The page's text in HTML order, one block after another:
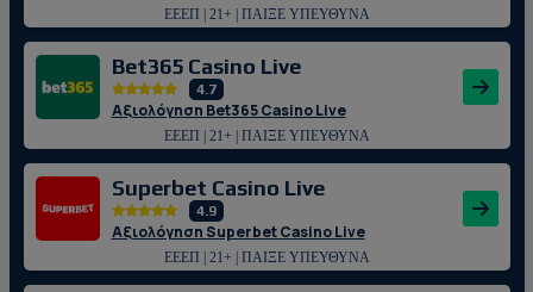
ΕΕΕΠ | 21+ | ΠΑΙΞΕ ΥΠΕΥΘΥΝΑ
Bet365 Casino Live
4.7
Αξιολόγηση Bet365 Casino Live
ΕΕΕΠ | 21+ | ΠΑΙΞΕ ΥΠΕΥΘΥΝΑ
Superbet Casino Live
4.9
Αξιολόγηση Superbet Casino Live
ΕΕΕΠ | 21+ | ΠΑΙΞΕ ΥΠΕΥΘΥΝΑ